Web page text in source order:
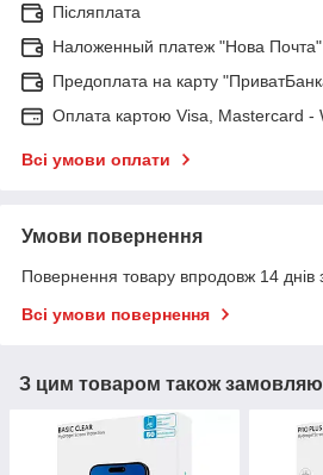
Післяплата
Наложенный платеж "Нова Почта"
Предоплата на карту
Оплата картою Visa, Mastercard -
Всі умови оплати
Умови повернення
Повернення товару впродовж 14 днів
Всі умови повернення
З цим товаром також